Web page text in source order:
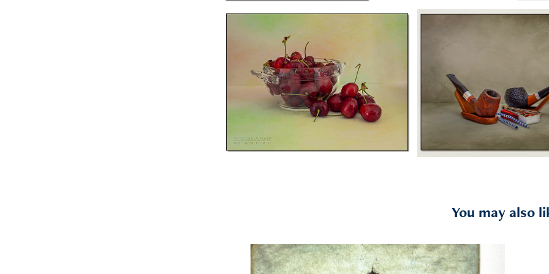
You may also